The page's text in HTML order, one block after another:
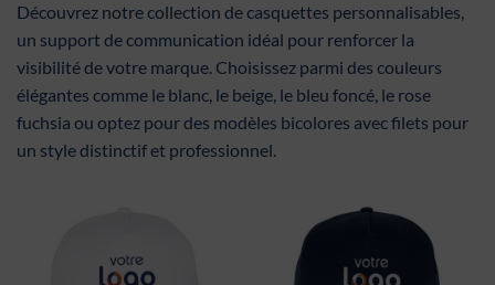
Découvrez notre collection de casquettes personnalisables,
un support de communication idéal pour renforcer la
visibilité de votre marque. Choisissez parmi des couleurs
élégantes comme le blanc, le beige, le bleu foncé, le rose
fuchsia ou optez pour des modèles bicolores avec filets pour
un style distinctif et professionnel.